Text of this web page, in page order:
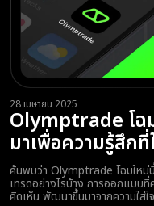
28 เมษายน 2025
Olymptrade โฉ
มาเพื่อความรู้สึกที่
ค้นพบว่า Olymptrade โฉมใหม่
เทรดอย่างไรบ้าง การออกแบบ
คิดเห็น พัฒนาขึ้นมาจากความใส่